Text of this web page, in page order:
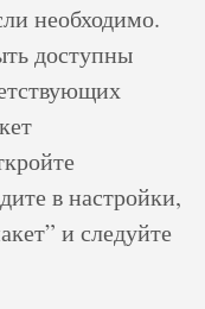
необходимо.
доступны
в настройки,
и следуйте